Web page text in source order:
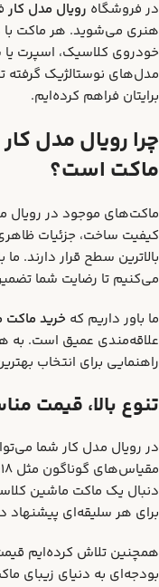
در فروشگاه رویال مدل کار
هنری می‌شوید. هر ماکت
خودروی کلاسیک، اسپرت
مدل‌های نوستالژیک گرفته
برایتان فراهم کرده‌ایم.
چرا رویال مدل
ماکت است؟
ماکت‌های موجود در رویال
کیفیت ساخت، جزئیات
بالاترین سطح قرار دارند.
می‌کنیم تا رضایت شما
ما باور داریم که خرید
علاقه‌مندی عمیق است. به
راهنمایی برای انتخاب
تنوع بالا، قیمت
در رویال مدل کار شما
دنبال یک ماکت ماشین
برای هر سلیقه‌ای پیشنهاد
همچنین تلاش کرده‌ایم
بودجه‌ای به دنیای زیبای